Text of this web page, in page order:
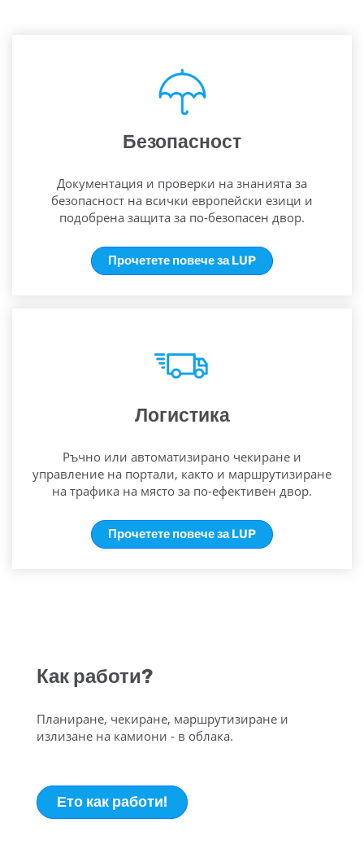
Безопасност
Документация и проверки на знанията за
безопасност на всички европейски езици и
подобрена защита за по-безопасен двор.
Прочетете повече за LUP
Логистика
Ръчно или автоматизирано чекиране и
управление на портали, както и маршрутизиране
на трафика на място за по-ефективен двор.
Прочетете повече за LUP
Как работи?
Планиране, чекиране, маршрутизиране и
излизане на камиони - в облака.
Ето как работи!